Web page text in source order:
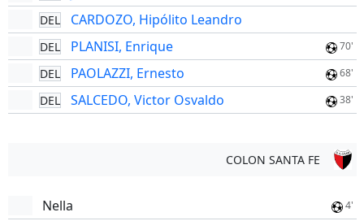
DEL CARDOZO, Hipólito Leandro
DEL PLANISI, Enrique 70'
DEL PAOLAZZI, Ernesto 68'
DEL SALCEDO, Victor Osvaldo 38'
COLON SANTA FE
Nella 4'